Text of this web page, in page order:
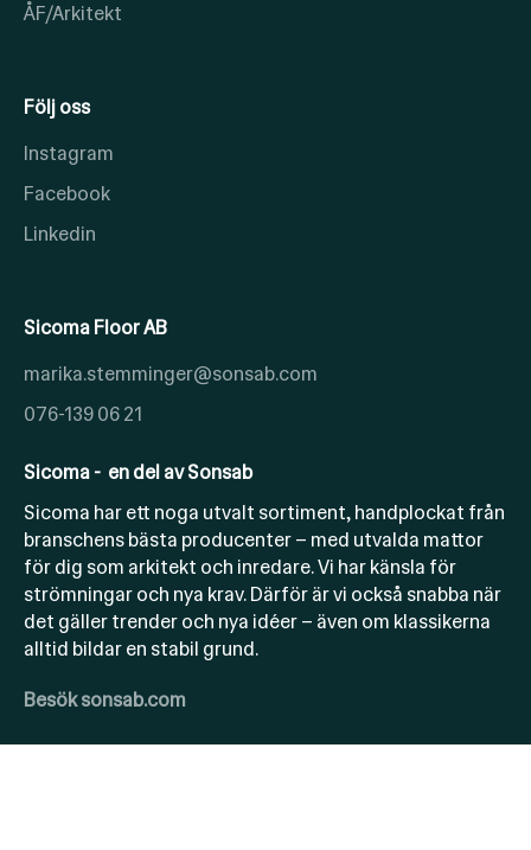
ÅF/Arkitekt
Följ oss
Instagram
Facebook
Linkedin
Sicoma Floor AB
marika.stemminger@sonsab.com
076-139 06 21
Sicoma - en del av Sonsab
Sicoma har ett noga utvalt sortiment, handplockat från
branschens bästa producenter – med utvalda mattor
för dig som arkitekt och inredare. Vi har känsla för
strömningar och nya krav. Därför är vi också snabba när
det gäller trender och nya idéer – även om klassikerna
alltid bildar en stabil grund.
Besök sonsab.com